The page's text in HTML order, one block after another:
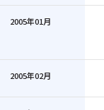
2005年01月
2005年02月